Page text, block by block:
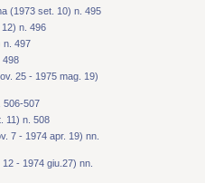
(1973 set. 10) n. 495
n. 496
n. 497
498
25 - 1975 mag. 19)
506-507
11) n. 508
7 - 1974 apr. 19) nn.
- 1974 giu.27) nn.